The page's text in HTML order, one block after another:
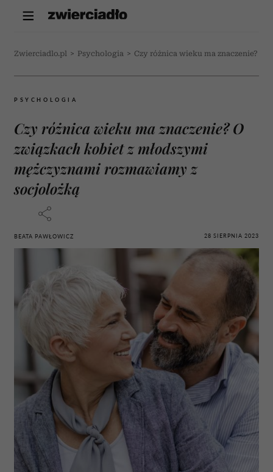
Zwierciadlo.pl > Psychologia > Czy różnica wieku ma znaczenie? O
PSYCHOLOGIA
Czy różnica wieku ma znaczenie? O
związkach kobiet z młodszymi
mężczyznami rozmawiamy z
socjolożką
BEATA PAWŁOWICZ 28 SIERPNIA 2023